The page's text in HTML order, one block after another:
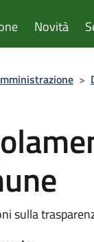
Novità
>
sulla